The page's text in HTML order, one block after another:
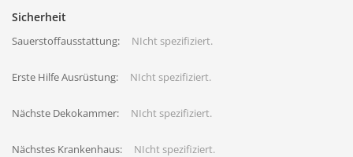
Sicherheit
Sauerstoffausstattung: NIcht spezifiziert.
Erste Hilfe Ausrüstung: NIcht spezifiziert.
Nächste Dekokammer: NIcht spezifiziert.
Nächstes Krankenhaus: NIcht spezifiziert.